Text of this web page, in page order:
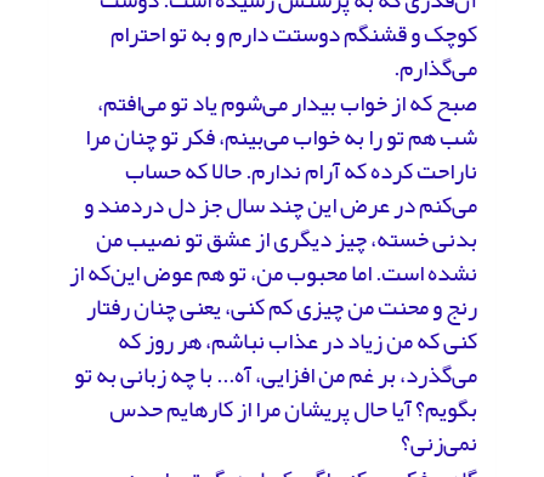
کوچک و قشنگم دوستت دارم و به تو احترام
می‌گذارم.
صبح که از خواب بیدار می‌شوم یاد تو می‌افتم،
شب هم تو را به خواب می‌بینم، فکر تو چنان مرا
ناراحت کرده که آرام ندارم. حالا که حساب
می‌کنم در عرض این چند سال جز دل دردمند و
بدنی خسته، چیز دیگری از عشق تو نصیب من
نشده است. اما محبوب من، تو هم عوض این‌که از
رنج و محنت من چیزی کم کنی، یعنی چنان رفتار
کنی که من زیاد در عذاب نباشم، هر روز که
می‌گذرد، بر غم من افزایی، آه... با چه زبانی به تو
بگویم؟ آیا حال پریشان مرا از کارهایم حدس
نمی‌زنی؟